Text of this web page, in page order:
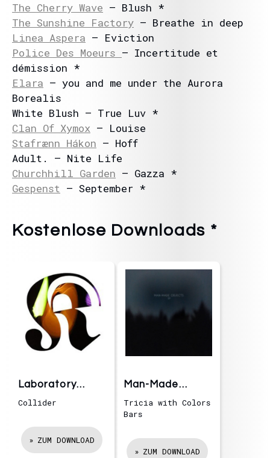
The Cherry Wave – Blush *
The Sunshine Factory – Breathe in deep
Linea Aspera – Eviction
Police Des Moeurs – Incertitude et
démission *
Elara – you and me under the Aurora
Borealis
White Blush – True Luv *
Clan Of Xymox – Louise
Stafrænn Hákon – Hoff
Adult. – Nite Life
Churchhill Garden – Gazza *
Gespenst – September *
Kostenlose Downloads *
Laboratory
Noise
Collider
ZUM DOWNLOAD
Man-Made
Tricia with Colors
Bars
ZUM DOWNLOAD